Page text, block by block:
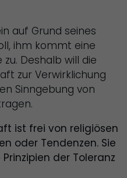
auf Grund seines
ihm kommt eine
Deshalb will die
zur Verwirklichung
Sinngebung von
ist frei von religiösen
oder Tendenzen. Sie
der Toleranz